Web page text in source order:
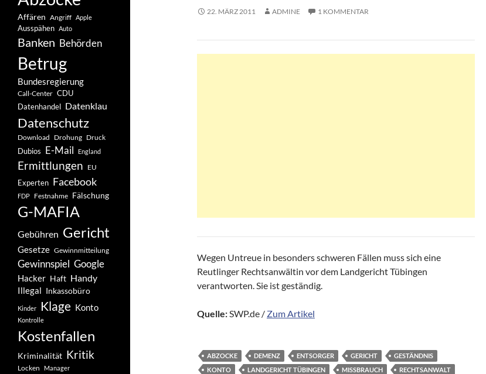
22. MÄRZ 2011 ADMINE 1 KOMMENTAR
Wegen Untreue in besonders schweren Fällen muss sich eine
Reutlinger Rechtsanwältin vor dem Landgericht Tübingen
verantworten. Sie ist geständig.
Quelle:SWP.de / Zum Artikel
ABZOCKE DEMENZ ENTSORGER GERICHT
GESTÄNDNIS
KONTO
LANDGERICHT TÜBINGEN MISSBRAUCH
RECHTSANWALT
Affären Angriff Apple
Ausspähen Auto
Banken Behörden
Betrug
Bundesregierung
Call-Center CDU
Datenhandel Datenklau
Datenschutz
Download Drohung Druck
Dubios E-Mail England
Ermittlungen EU
Experten Facebook
FDP Festnahme Fälschung
G-MAFIA
Gebühren Gericht
Gesetze Gewinnmitteilung
Gewinnspiel Google
Hacker Haft Handy
Illegal Inkassobüro
Kinder Klage Konto
Kontrolle
Kostenfallen
Kriminalität Kritik
Locken Manager